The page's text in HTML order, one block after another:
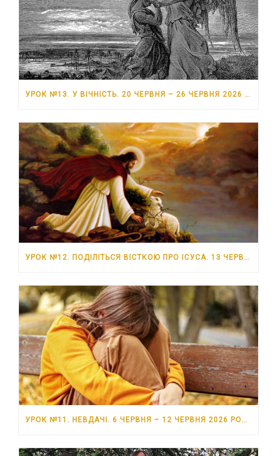
УРОК №13. У ВІЧНІСТЬ. 20 ЧЕРВНЯ – 26 ЧЕРВНЯ 2026 РОКУ
УРОК №12. ПОДІЛІТЬСЯ ВІСТКОЮ ПРО ІСУСА. 13 ЧЕРВНЯ – 19 ЧЕРВНЯ 2026 РОКУ
УРОК №11. НЕВДАЧІ. 6 ЧЕРВНЯ – 12 ЧЕРВНЯ 2026 РОКУ